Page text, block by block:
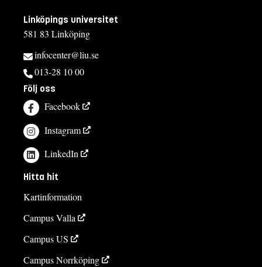
Linköpings universitet
581 83 Linköping
infocenter@liu.se
013-28 10 00
Följ oss
Facebook
Instagram
LinkedIn
Hitta hit
Kartinformation
Campus Valla
Campus US
Campus Norrköping